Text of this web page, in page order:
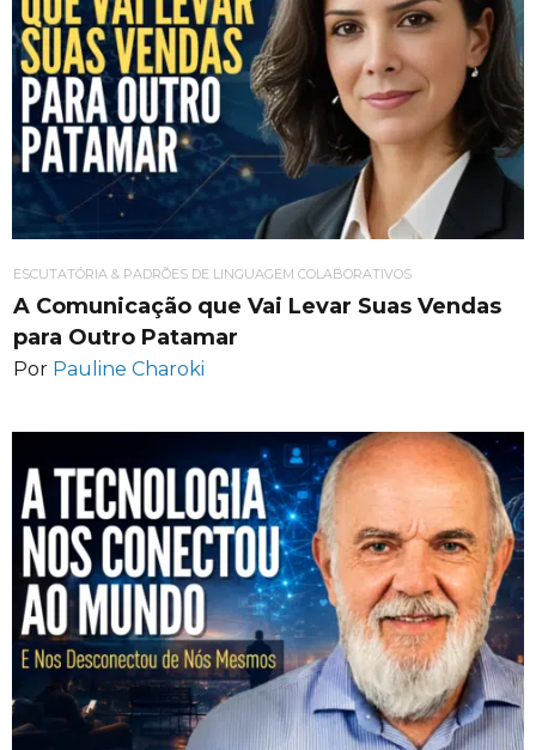
ESCUTATÓRIA & PADRÕES DE LINGUAGEM COLABORATIVOS
A Comunicação que Vai Levar Suas Vendas
para Outro Patamar
Por Pauline Charoki